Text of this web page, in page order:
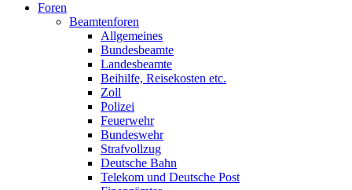
Foren
Beamtenforen
Allgemeines
Bundesbeamte
Landesbeamte
Beihilfe, Reisekosten etc.
Zoll
Polizei
Feuerwehr
Bundeswehr
Strafvollzug
Deutsche Bahn
Telekom und Deutsche Post